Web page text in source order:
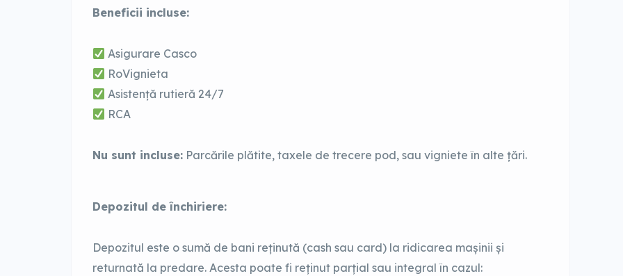
Beneficii incluse:
Asigurare Casco
RoVignieta
Asistență rutieră 24/7
RCA
Nu sunt incluse: Parcările plătite, taxele de trecere pod, sau vigniete în alte țări.
Depozitul de închiriere:
Depozitul este o sumă de bani reținută (cash sau card) la ridicarea mașinii și
returnată la predare. Acesta poate fi reținut parțial sau integral în cazul: